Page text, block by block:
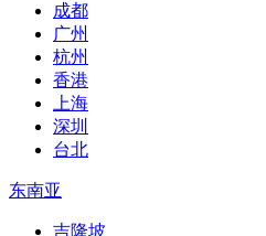
成都
广州
杭州
香港
上海
深圳
台北
东南亚
吉隆坡